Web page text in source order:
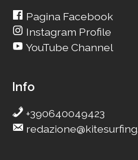
Pagina Facebook
Instagram Profile
YouTube Channel
Info
+390640049423